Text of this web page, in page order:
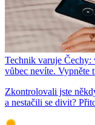
Technik varuje Čechy:
vůbec nevíte. Vypněte
Zkontrolovali jste
a nestačili se divit?